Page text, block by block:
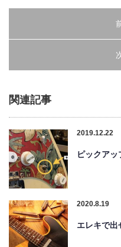
関連記事
2019.12.22
ピックア
2020.8.19
エレキで出